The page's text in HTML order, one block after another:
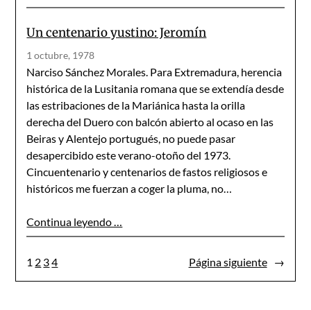
Un centenario yustino: Jeromín
1 octubre, 1978
Narciso Sánchez Morales. Para Extremadura, herencia
histórica de la Lusitania romana que se extendía desde
las estribaciones de la Mariánica hasta la orilla
derecha del Duero con balcón abierto al ocaso en las
Beiras y Alentejo portugués, no puede pasar
desapercibido este verano-otoño del 1973.
Cincuentenario y centenarios de fastos religiosos e
históricos me fuerzan a coger la pluma, no…
Continua leyendo …
1 2 34 Página siguiente →